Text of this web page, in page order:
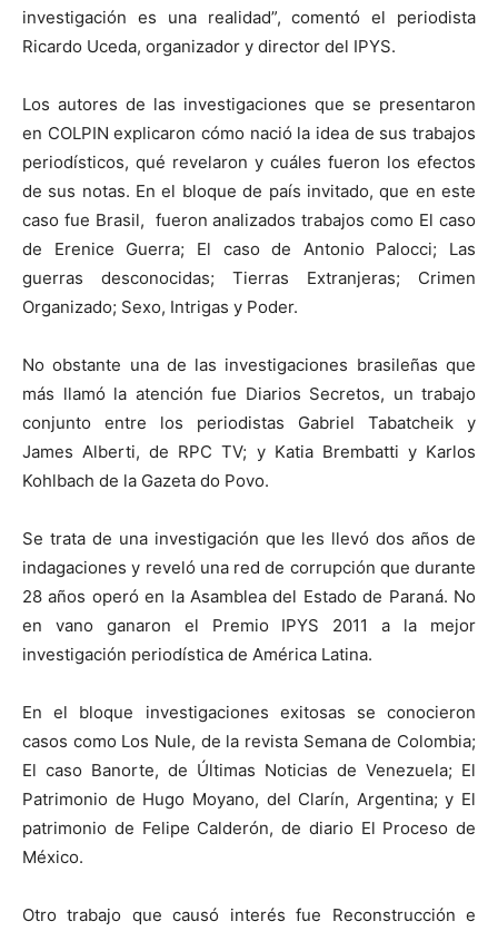
investigación es una realidad”, comentó el periodista
Ricardo Uceda, organizador y director del IPYS.
Los autores de las investigaciones que se presentaron
en COLPIN explicaron cómo nació la idea de sus trabajos
periodísticos, qué revelaron y cuáles fueron los efectos
de sus notas. En el bloque de país invitado, que en este
caso fue Brasil, fueron analizados trabajos como El caso
de Erenice Guerra; El caso de Antonio Palocci; Las
guerras desconocidas; Tierras Extranjeras; Crimen
Organizado; Sexo, Intrigas y Poder.
No obstante una de las investigaciones brasileñas que
más llamó la atención fue Diarios Secretos, un trabajo
conjunto entre los periodistas Gabriel Tabatcheik y
James Alberti, de RPC TV; y Katia Brembatti y Karlos
Kohlbach de la Gazeta do Povo.
Se trata de una investigación que les llevó dos años de
indagaciones y reveló una red de corrupción que durante
28 años operó en la Asamblea del Estado de Paraná. No
en vano ganaron el Premio IPYS 2011 a la mejor
investigación periodística de América Latina.
En el bloque investigaciones exitosas se conocieron
casos como Los Nule, de la revista Semana de Colombia;
El caso Banorte, de Últimas Noticias de Venezuela; El
Patrimonio de Hugo Moyano, del Clarín, Argentina; y El
patrimonio de Felipe Calderón, de diario El Proceso de
México.
Otro trabajo que causó interés fue Reconstrucción e